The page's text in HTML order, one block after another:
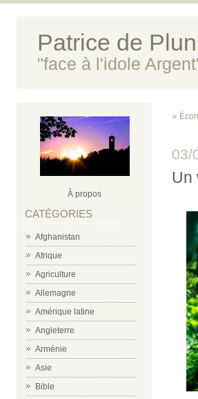
Patrice de
"face à l'idole
À propos
CATÉGORIES
Afghanistan
Afrique
Agriculture
Allemagne
Amérique latine
Angleterre
Arménie
Asie
Bible
«
03/
Un